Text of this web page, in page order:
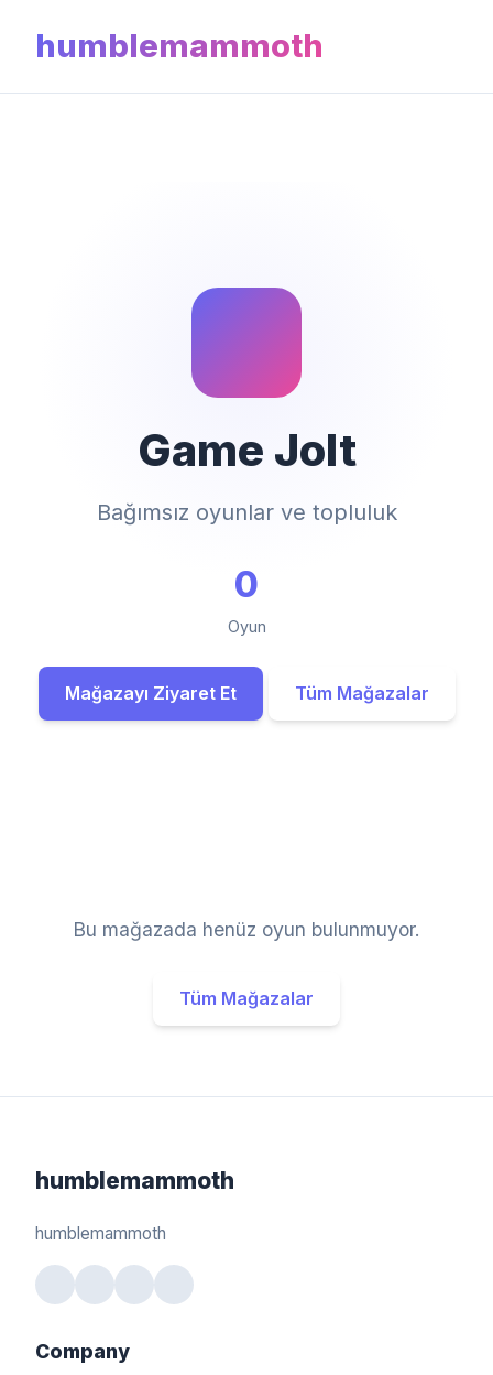
humblemammoth
Game Jolt
Bağımsız oyunlar ve topluluk
0
Oyun
Mağazayı Ziyaret Et Tüm Mağazalar
Bu mağazada henüz oyun bulunmuyor.
Tüm Mağazalar
humblemammoth
humblemammoth
Company